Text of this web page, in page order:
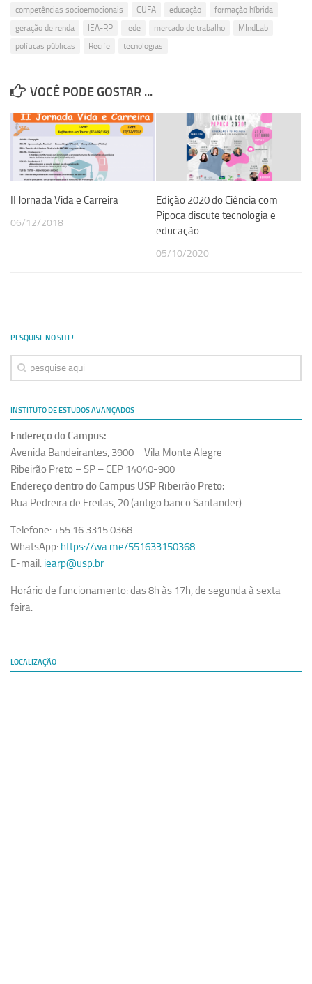
Documentos
Espaço Cultural
Newsletter
competências socioemocionais
CUFA educação
formação híbrida
geração de renda
IEA-RP Iede mercado de trabalho
MIndLab
políticas públicas
Recife tecnologias
VOCÊ PODE GOSTAR ...
II Jornada Vida e Carreira
06/12/2018
Edição 2020 do Ciência com
Pipoca discute tecnologia e
educação
05/10/2020
PESQUISE NO SITE!
INSTITUTO DE ESTUDOS AVANÇADOS
Endereço do Campus:
Avenida Bandeirantes, 3900 – Vila Monte Alegre
Ribeirão Preto – SP – CEP 14040-900
Endereço dentro do Campus USP Ribeirão Preto:
Rua Pedreira de Freitas, 20 (antigo banco Santander).
Telefone: +55 16 3315.0368
WhatsApp: https://wa.me/551633150368
E-mail: iearp@usp.br
Horário de funcionamento: das 8h às 17h, de segunda à sexta-
feira.
LOCALIZAÇÃO